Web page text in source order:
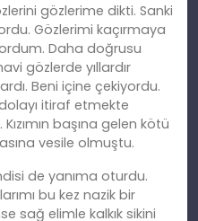
gözlerime dikti. Sanki
Gözlerimi kaçırmaya
Daha doğrusu
gözlerde yıllardır
Beni içine çekiyordu.
itiraf etmekte
başına gelen kötü
vesile olmuştu.
de yanıma oturdu.
bu kez nazik bir
sağ elimle kalkık sikini